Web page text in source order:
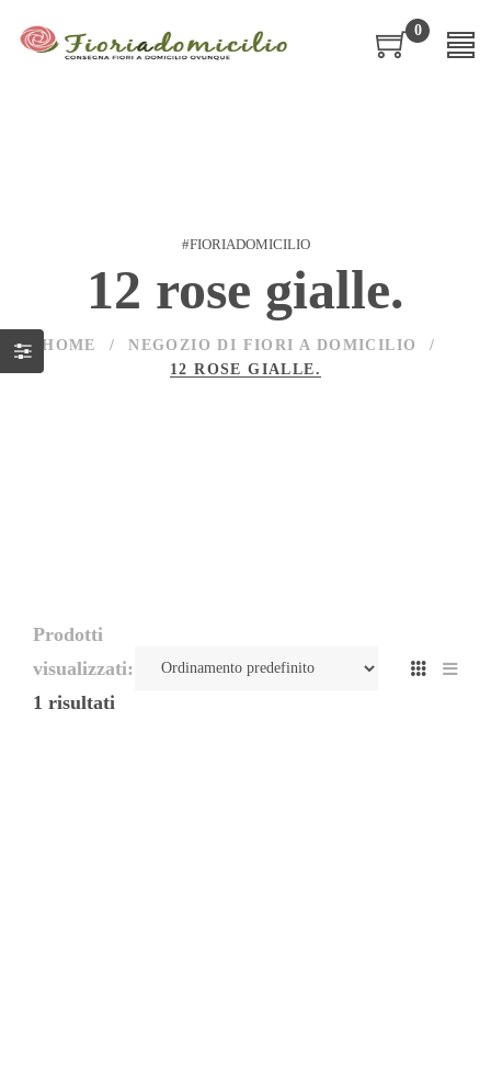
0
#FIORIADOMICILIO
12 rose gialle.
HOME / NEGOZIO DI FIORI A DOMICILIO
/
12 ROSE GIALLE.
Prodotti
visualizzati:
1 risultati